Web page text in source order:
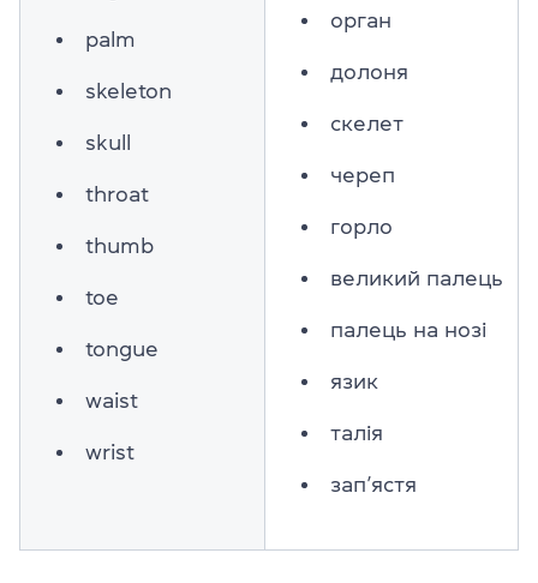
palm
skeleton
skull
throat
thumb
toe
tongue
waist
wrist
орган
долоня
скелет
череп
горло
великий палець
палець на нозі
язик
талія
зап’ястя